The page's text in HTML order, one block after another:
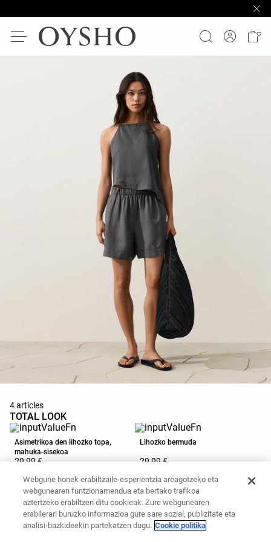
4 articles
TOTAL LOOK
Asimetrikoa den lihozko topa,
mahuka-sisekoa
29,99 €
Gehitu saskian
Lihozko bermuda
29,99 €
Gehitu saskian
Nylonezko poltsa piliztatua
35,99 €
Sandalia laua, tirak
25,99 €
Webgune honek erabiltzaile-esperientzia areagotzeko eta
webgunearen funtzionamendua eta bertako trafikoa
aztertzeko erabiltzen ditu cookieak. Zure webgunearen
erabilerari buruzko informazioa gure sare sozial, publizitate eta
analisi-bazkideekin partekatzen dugu. Cookie politika